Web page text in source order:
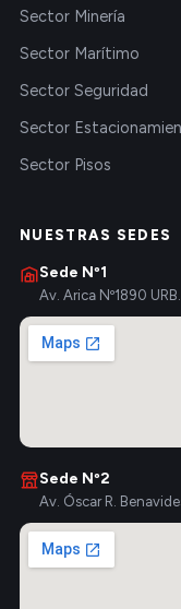
Sector Minería
Sector Marítimo
Sector Seguridad
Sector
Sector Pisos
NUESTRAS SEDES
Sede Nº1
Av. Arica Nº1890
Sede Nº2
Av. Óscar R.